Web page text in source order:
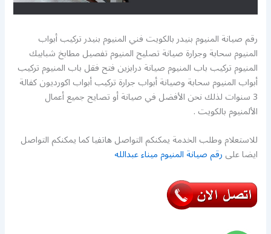
رقم صيانة المنيوم بنيدر بالكويت فني المنيوم بنيدر تركيب أبواب
المنيوم سحابة وجرارة صيانة تصليح المنيوم تفصيل مطابخ شبابيك
المنيوم تركيب باب المنيوم صيانة درابزين فتح فقل باب المنيوم تركيب
أبواب المنيوم سحابة وصيانة أبواب جرارة تركيب أبواب اكورديون كفالة
3 سنوات لذلك نحن الأفضل في صيانة أو تصايح جميع أعمال
الألمنيوم بالكويت .
للاستعلام وطلب الخدمة يمكنكم التواصل هاتفيا كما يمكنكم التواصل
ايضا علىرقم صيانة المنيوم ميناء عبدالله